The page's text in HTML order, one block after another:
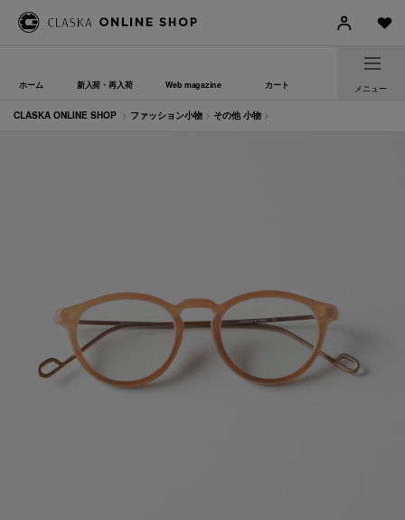
ホーム 新入荷・再入荷 Web magazine カート メニュー
CLASKA ONLINE SHOP > ファッション小物 > その他 小物 >